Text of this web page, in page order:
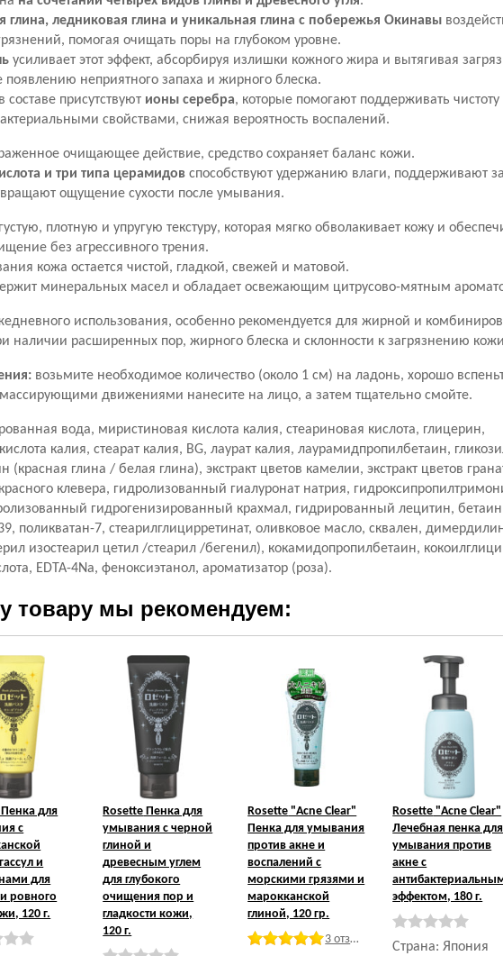
глина, ледниковая глина и уникальная глина с побережья Окинавы
помогая очищать поры на глубоком уровне.
усиливает этот эффект, абсорбируя излишки кожного жира и вытягивая
появлению неприятного запаха и жирного блеска.
присутствуют ионы серебра, которые помогают поддерживать
свойствами, снижая вероятность воспалений.
очищающее действие, средство сохраняет баланс кожи.
и три типа церамидов способствуют удержанию влаги, поддерживают
ощущение сухости после умывания.
плотную и упругую текстуру, которая мягко обволакивает кожу и
без агрессивного трения.
кожа остается чистой, гладкой, свежей и матовой.
минеральных масел и обладает освежающим цитрусово-мятным
использования, особенно рекомендуется для жирной и
наличии расширенных пор, жирного блеска и склонности к загрязнению
возьмите необходимое количество (около 1 см) на ладонь, хорошо
движениями нанесите на лицо, а затем тщательно смойте.
вода, миристиновая кислота калия, стеариновая кислота, глицерин,
калия, стеарат калия, BG, лаурат калия, лаурамидпропилбетаин,
(красная глина / белая глина), экстракт цветов камелии, экстракт цветов
красного клевера, гидролизованный гиалуронат натрия,
гидрогенизированный крахмал, гидрированный лецитин,
поликватан-7, стеарилглицирретинат, оливковое масло, сквален,
изостеарил цетил /стеарил /бегенил), кокамидопропилбетаин,
EDTA-4Na, феноксиэтанол, ароматизатор (роза).
товару мы рекомендуем:
Пенка для
с
и
для
ровного
120 г.
Rosette Пенка для
умывания с черной
глиной и
древесным углем
для глубокого
очищения пор и
гладкости кожи,
120 г.
Rosette "Acne Clear"
Пенка для умывания
против акне и
воспалений с
морскими грязями и
марокканской
глиной, 120 гр.
3 отзыва
Rosette "Acne Clear"
Лечебная пенка для
умывания против
акне с
эффектом, 180 г.
Страна: Япония